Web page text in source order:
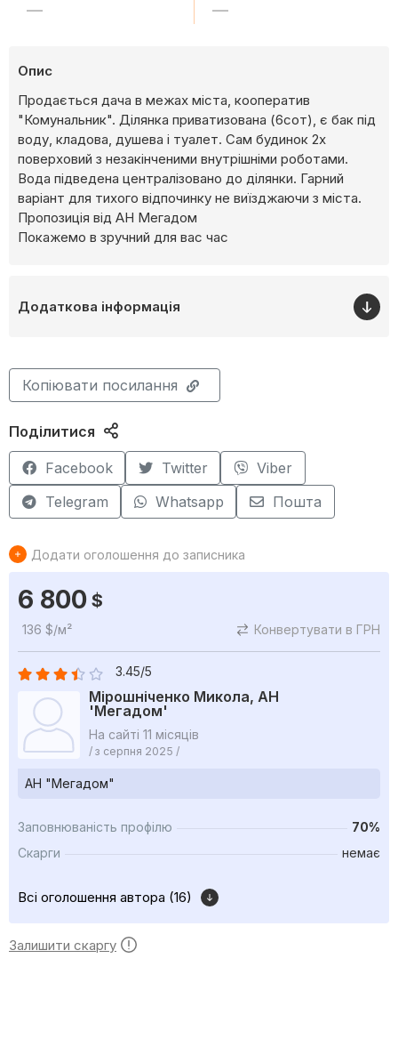
— —
Опис
Продається дача в межах міста, кооператив
"Комунальник". Ділянка приватизована (6сот), є бак під
воду, кладова, душева і туалет. Сам будинок 2х
поверховий з незакінченими внутрішніми роботами.
Вода підведена централізовано до ділянки. Гарний
варіант для тихого відпочинку не виїзджаючи з міста.
Пропозиція від АН Мегадом
Покажемо в зручний для вас час
Додаткова інформація
Копіювати посилання
Поділитися
Facebook Twitter
Viber
Telegram
Whatsapp Пошта
Додати оголошення до записника
6 800 $
136 $/м² Конвертувати в ГРН
3.45/5
Мірошніченко Микола, АН
'Мегадом'
На сайті 11 місяців
/ з серпня 2025 /
АН "Мегадом"
Заповнюваність профілю
70%
Скарги
немає
Всі оголошення автора (16)
Залишити скаргу